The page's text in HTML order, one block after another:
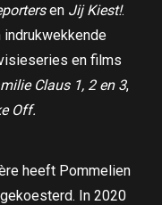
en Jij Kiest!.
indrukwekkende
en films
Claus 1, 2 en 3,
Off.
heeft Pommelien
In 2020